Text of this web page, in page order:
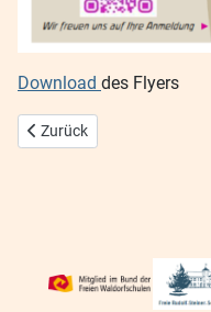
Download des Flyers
Vorheriger Beitrag:
Zurück